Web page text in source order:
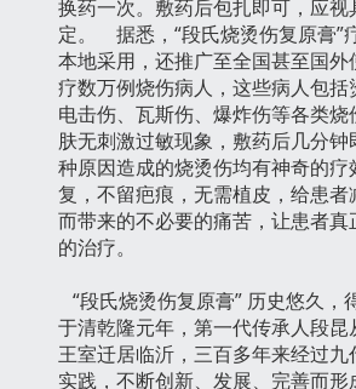
换药一次。敷药后包扎即可，应视
定。 据悉，“段氏烧烫伤复原膏”
本地采用，还推广至全国甚至国
疗数万例烧伤病人，这些病人包括
电击伤、瓦斯伤、爆炸伤等各类烧
肤无刺激过敏现象，敷药后几分钟
种原因造成的烧烫伤均有神奇的疗
复，不留疤痕，无需植皮，给患者
而带来的不必要的痛苦，让患者
的治疗。
“段氏烧烫伤复原膏” 历史悠久，
于清乾隆元年，第一代传承人段昆
王室迁居临沂，三百多年来经过九
实践，不断创新、发展、完善而形